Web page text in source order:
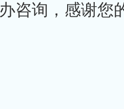
办咨询，感谢您